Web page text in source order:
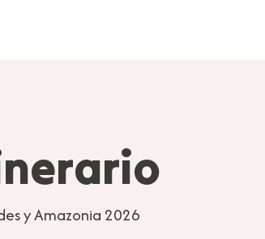
y Amazonia 2026